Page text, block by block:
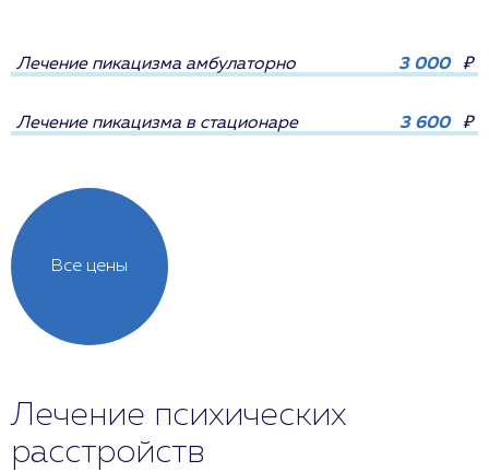
Все цены
Лечение пикацизма амбулаторно 3 000 ₽
Лечение пикацизма в стационаре 3 600 ₽
Лечение психических
расстройств